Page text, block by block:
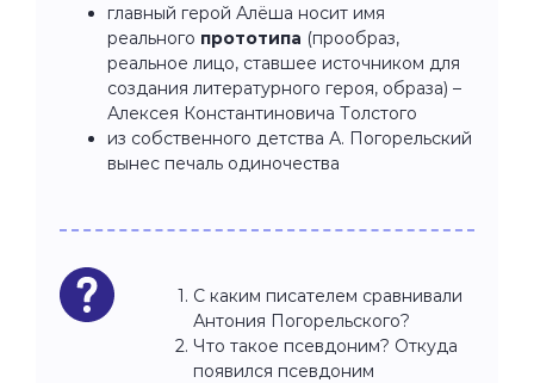
главный герой Алёша носит имя
реального прототипа (прообраз,
реальное лицо, ставшее источником для
создания литературного героя, образа) –
Алексея Константиновича Толстого
из собственного детства А. Погорельский
вынес печаль одиночества
С каким писателем сравнивали
Антония Погорельского?
Что такое псевдоним? Откуда
появился псевдоним